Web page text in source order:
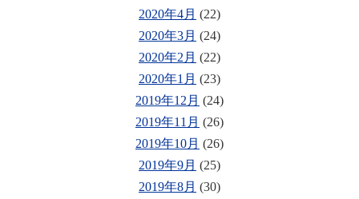
2020年4月 (22)
2020年3月 (24)
2020年2月 (22)
2020年1月 (23)
2019年12月 (24)
2019年11月 (26)
2019年10月 (26)
2019年9月 (25)
2019年8月 (30)